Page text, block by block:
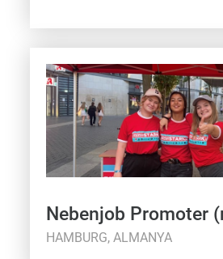
Nebenjob Promoter
HAMBURG, ALMANYA